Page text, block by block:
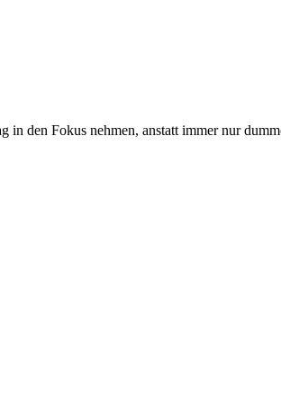
den Fokus nehmen, anstatt immer nur